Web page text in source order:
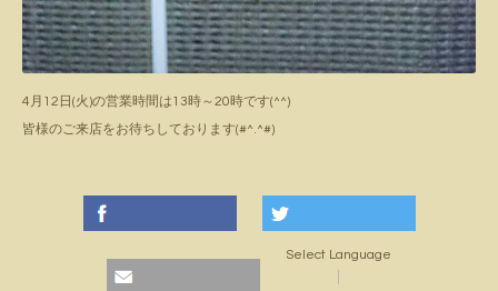
4月12日(火)の営業時間は13時～20時です(^^)
皆様のご来店をお待ちしております(#^.^#)
Select Language